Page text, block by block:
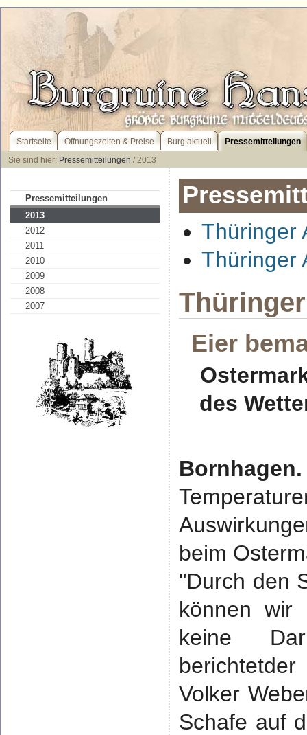
Startseite Öffnungszeiten & Preise Burg aktuell
Pressemitteilungen
Sie sind hier: Pressemitteilungen / 2013
Pressemitteilungen
2013
2012
2011
2010
2009
2008
2007
Thüringer
Thüringer
Eier
des
Bornhagen.
beim
"Durch den
können wir
keine
Volker
Schafe auf